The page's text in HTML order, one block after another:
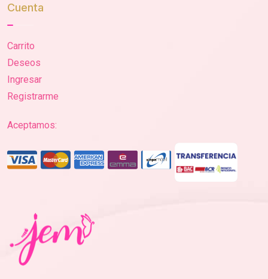
Cuenta
Carrito
Deseos
Ingresar
Registrarme
Aceptamos: